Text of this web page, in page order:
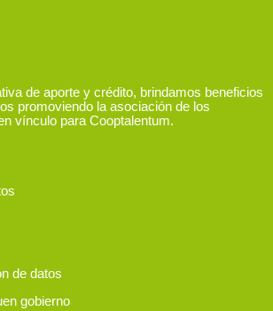
de aporte y crédito, brindamos beneficios
promoviendo la asociación de los
vínculo para Cooptalentum.
de datos
gobierno